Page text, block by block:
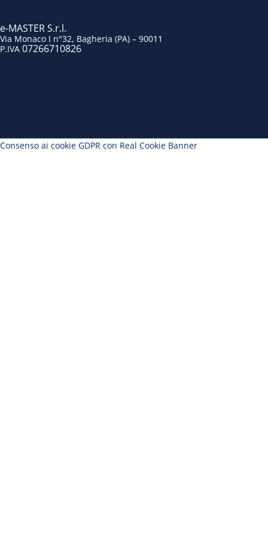
e
b
k
k
e
n
t
a
m
t
e-MASTER S.r.l.
Via Monaco I n°32, Bagheria (PA) – 90011
P.IVA 07266710826
Consenso ai cookie GDPR con Real Cookie Banner